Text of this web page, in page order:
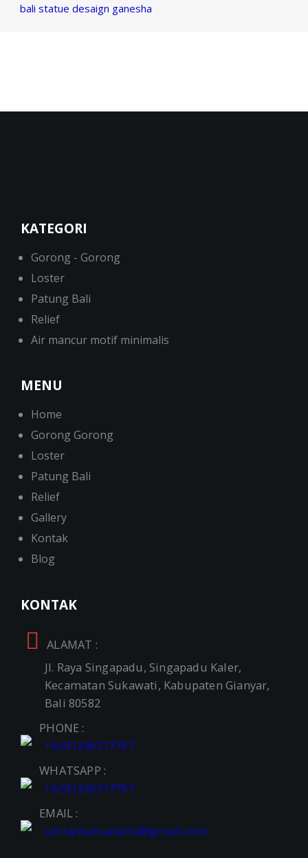
bali statue desaign ganesha
KATEGORI
Gorong - Gorong
Loster
Patung Bali
Relief
Air mancur motif minimalis
MENU
Home
Gorong Gorong
Loster
Patung Bali
Relief
Gallery
Kontak
Blog
KONTAK
ALAMAT :
Jl. Raya Singapadu, Singapadu Kaler,
Kecamatan Sukawati, Kabupaten Gianyar,
Bali 80582
PHONE :
+6281236317797
WHATSAPP :
+6281236317797
EMAIL :
ukiranbatualam2@gmail.com